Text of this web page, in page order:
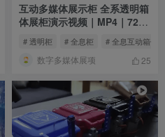
互动多媒体展示柜 全系透明箱
体展柜演示视频｜MP4｜720P
# 透明柜 # 全息柜 # 全息互动箱体
数字多媒体展项 25